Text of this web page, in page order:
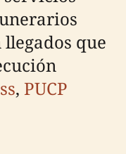
que
, PUCP